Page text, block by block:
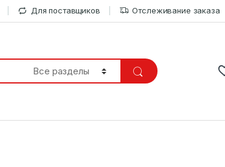
Для поставщиков Отслеживание заказа